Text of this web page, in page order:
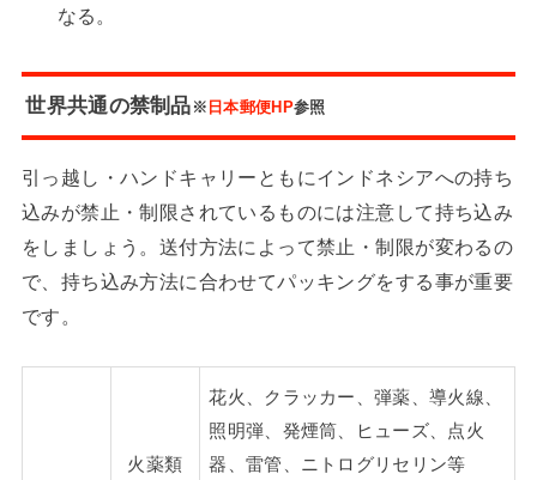
なる。
世界共通の禁制品 ※ 日本郵便HP参照
引っ越し・ハンドキャリーともにインドネシアへの持ち
込みが禁止・制限されているものには注意して持ち込み
をしましょう。送付方法によって禁止・制限が変わるの
で、持ち込み方法に合わせてパッキングをする事が重要
です。
火薬類
花火、クラッカー、弾薬、導火線、
照明弾、発煙筒、ヒューズ、点火
器、雷管、ニトログリセリン等